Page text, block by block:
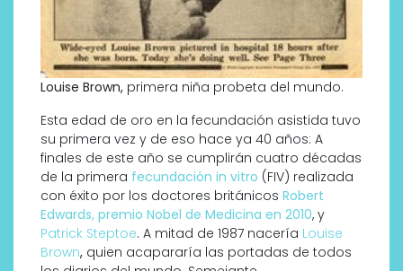
Louise Brown, primera niña probeta del mundo.
Esta edad de oro en la fecundación asistida tuvo
su primera vez y de eso hace ya 40 años: A
finales de este año se cumplirán cuatro décadas
de la primera fecundación in vitro (FIV) realizada
con éxito por los doctores británicos Robert
Edwards, premio Nobel de Medicina en 2010, y
Patrick Steptoe. A mitad de 1987 nacería Louise
Brown, quien acapararía las portadas de todos